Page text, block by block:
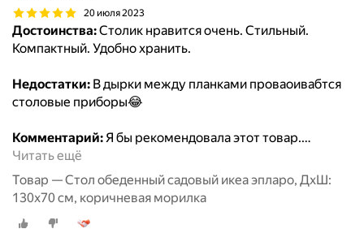
20 июля 2023
Достоинства:Столик нравится очень. Стильный.
Компактный. Удобно хранить.
Недостатки: В дырки между планками проваоивабтся
столовые приборы😂
Комментарий:Я бы рекомендовала этот товар.…
Читать ещё
Товар — Стол обеденный садовый икеа эпларо, ДхШ:
130х70 см, коричневая морилка